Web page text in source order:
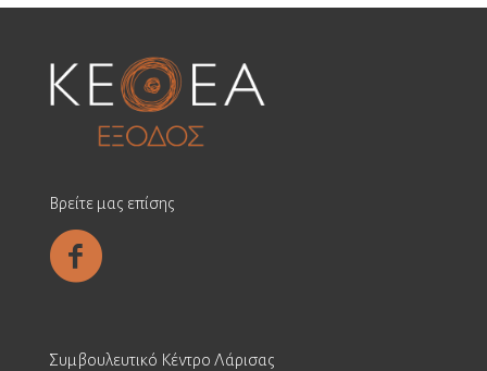
Βρείτε μας επίσης
Συμβουλευτικό Κέντρο Λάρισας